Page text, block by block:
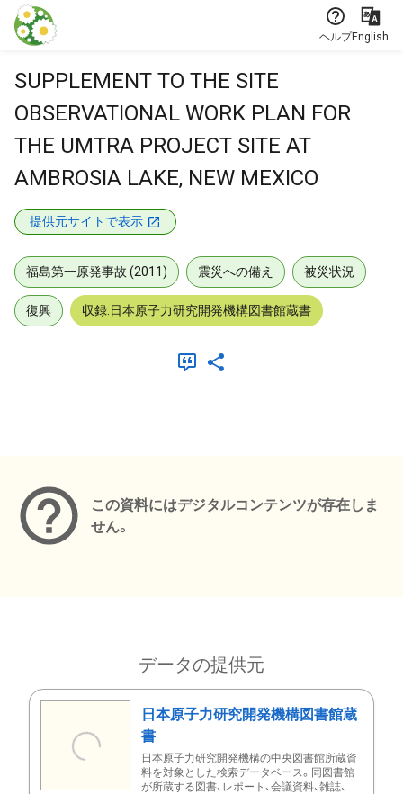
本文に飛ぶ
ヘルプEnglish
SUPPLEMENT TO THE SITE
OBSERVATIONAL WORK PLAN FOR
THE UMTRA PROJECT SITE AT
AMBROSIA LAKE, NEW MEXICO
提供元サイトで表示
福島第一原発事故 (2011) 震災への備え 被災状況
復興 収録:日本原子力研究開発機構図書館蔵書
この資料にはデジタルコンテンツが存在しま
せん。
データの提供元
日本原子力研究開発機構図書館蔵
書
日本原子力研究開発機構の中央図書館所蔵資
料を対象とした検索データベース。同図書館
が所蔵する図書、レポート、会議資料、雑誌、